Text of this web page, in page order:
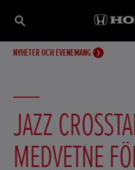
NYHETER OCH EVENEMANG
JAZZ
MEDVETNE